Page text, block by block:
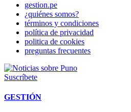
gestion.pe
¿quiénes somos?
términos y condiciones
política de privacidad
politica de cookies
preguntas frecuentes
Suscríbete
GESTIÓN